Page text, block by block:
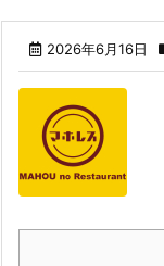
2026年6月16日